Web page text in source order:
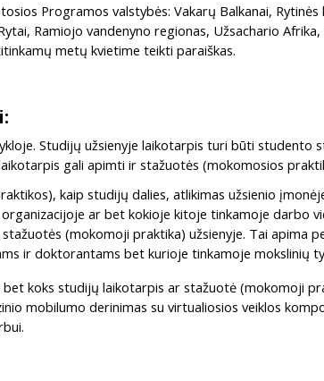
Programos valstybės: Vakarų Balkanai,
Ramiojo vandenyno regionas, Užsachario
metų kvietime teikti paraiškas.
Studijų užsienyje laikotarpis turi būti
gali apimti ir stažuotės (mokomosios
kaip studijų dalies, atlikimas užsienio
ar bet kokioje kitoje tinkamoje darbo
(mokomoji praktika) užsienyje. Tai apima
ir doktorantams bet kurioje tinkamoje mokslinių
koks studijų laikotarpis ar stažuotė (mokomoji
mobilumo derinimas su virtualiosios veiklos